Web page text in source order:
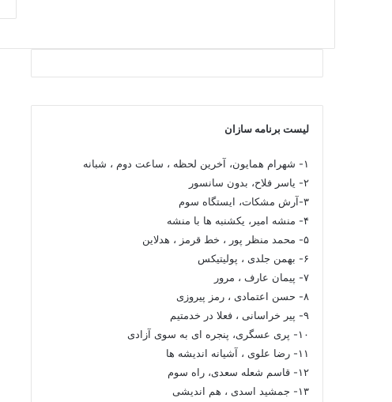
لیست برنامه سازان
۱- شهرام همایون، آخرین لحظه ، ساعت دوم ، شبانه
۲- یاسر فلاح، بدون سانسور
۳-آرش مشکات، ایستگاه سوم
۴- منشه امیر، یکشنبه ها با منشه
۵- محمد منظر پور ، خط قرمز ، هدلاین
۶- بهمن جلدی ، پولیتیکس
۷- پیمان عارف ، مرور
۸- حسن اعتمادی ، رمز پیروزی
۹- پیر خراسانی ، فعلا در خدمتیم
۱۰- پری عسگری، پنجره ای به سوی آزادی
۱۱- رضا علوی ، آشیانه اندیشه ها
۱۲- قاسم شعله سعدی، راه سوم
۱۳- جمشید اسدی ، هم اندیشی